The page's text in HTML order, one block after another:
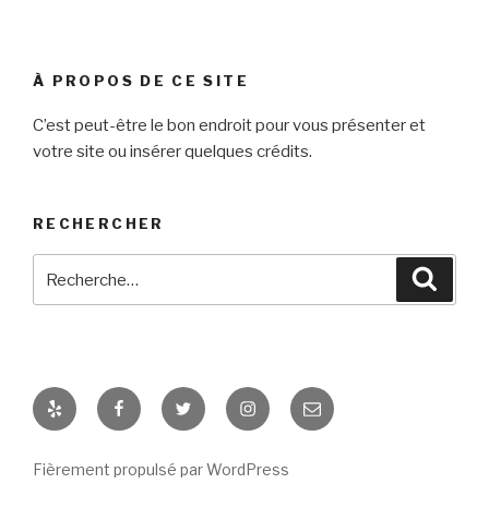
À PROPOS DE CE SITE
C’est peut-être le bon endroit pour vous présenter et
votre site ou insérer quelques crédits.
RECHERCHER
Yelp FacebookTwitter Instagram
E-
mail
Fièrement propulsé par WordPress